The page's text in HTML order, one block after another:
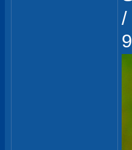
/